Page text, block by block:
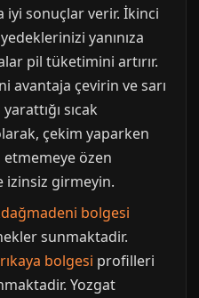
iyi sonuçlar verir. İkinci
yanınıza
pil tüketimini artırır.
avantaja çevirin ve sarı
sıcak
çekim yaparken
etmemeye özen
izinsiz girmeyin.
bolgesi
sunmaktadir.
bolgesi profilleri
Yozgat